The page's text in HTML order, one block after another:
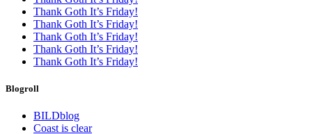
Thank Goth It’s Friday!
Thank Goth It’s Friday!
Thank Goth It’s Friday!
Thank Goth It’s Friday!
Thank Goth It’s Friday!
Blogroll
BILDblog
Coast is clear